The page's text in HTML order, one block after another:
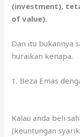
(investment),
of value).
Dan itu bukannya
huraikan kenapa.
1. Beza Emas
Kalau anda beli
(keuntungan